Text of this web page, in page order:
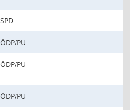
SPD
ÖDP/PU
ÖDP/PU
ÖDP/PU